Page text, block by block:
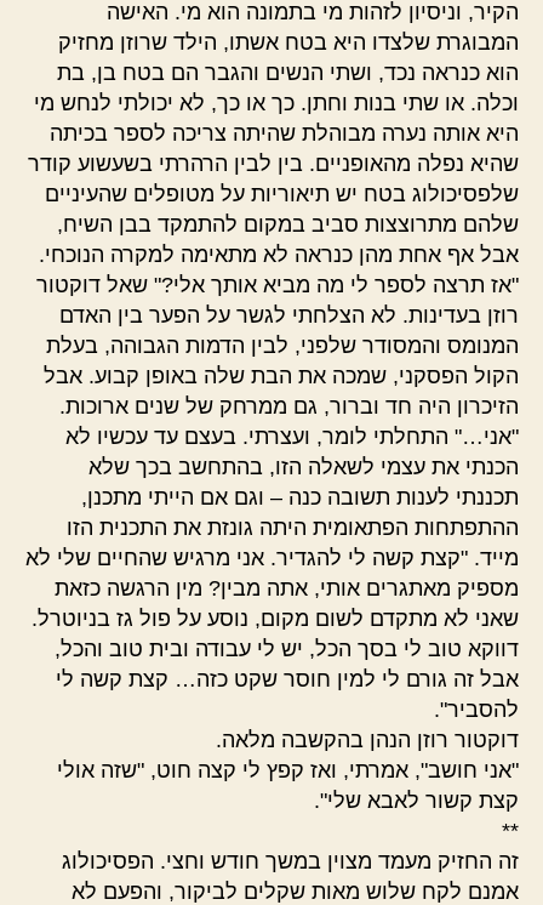
הקיר, וניסיון לזהות מי בתמונה הוא מי. האישה
המבוגרת שלצדו היא בטח אשתו, הילד שרוזן מחזיק
הוא כנראה נכד, ושתי הנשים והגבר הם בטח בן, בת
וכלה. או שתי בנות וחתן. כך או כך, לא יכולתי לנחש מי
היא אותה נערה מבוהלת שהיתה צריכה לספר בכיתה
שהיא נפלה מהאופניים. בין לבין הרהרתי בשעשוע קודר
שלפסיכולוג בטח יש תיאוריות על מטופלים שהעיניים
שלהם מתרוצצות סביב במקום להתמקד בבן השיח,
אבל אף אחת מהן כנראה לא מתאימה למקרה הנוכחי.
"אז תרצה לספר לי מה מביא אותך אלי?" שאל דוקטור
רוזן בעדינות. לא הצלחתי לגשר על הפער בין האדם
המנומס והמסודר שלפני, לבין הדמות הגבוהה, בעלת
הקול הפסקני, שמכה את הבת שלה באופן קבוע. אבל
הזיכרון היה חד וברור, גם ממרחק של שנים ארוכות.
"אני…" התחלתי לומר, ועצרתי. בעצם עד עכשיו לא
הכנתי את עצמי לשאלה הזו, בהתחשב בכך שלא
תכננתי לענות תשובה כנה – וגם אם הייתי מתכנן,
ההתפתחות הפתאומית היתה גונזת את התכנית הזו
מייד. "קצת קשה לי להגדיר. אני מרגיש שהחיים שלי לא
מספיק מאתגרים אותי, אתה מבין? מין הרגשה כזאת
שאני לא מתקדם לשום מקום, נוסע על פול גז בניוטרל.
דווקא טוב לי בסך הכל, יש לי עבודה ובית טוב והכל,
אבל זה גורם לי למין חוסר שקט כזה… קצת קשה לי
להסביר".
דוקטור רוזן הנהן בהקשבה מלאה.
"אני חושב", אמרתי, ואז קפץ לי קצה חוט, "שזה אולי
קצת קשור לאבא שלי".
**
זה החזיק מעמד מצוין במשך חודש וחצי. הפסיכולוג
אמנם לקח שלוש מאות שקלים לביקור, והפעם לא